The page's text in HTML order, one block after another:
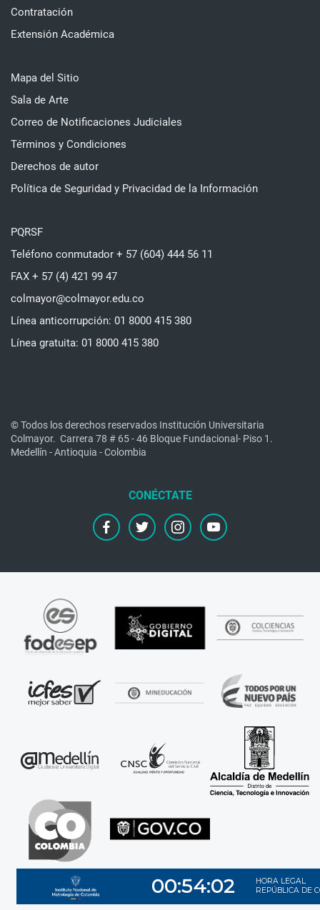
Contratación
Extensión Académica
Mapa del Sitio
Sala de Arte
Correo de Notificaciones Judiciales
Términos y Condiciones
Derechos de autor
Política de Seguridad y Privacidad de la Información
PQRSF
Teléfono conmutador + 57 (604) 444 56 11
FAX + 57 (4) 421 99 47
colmayor@colmayor.edu.co
Línea anticorrupción: 01 8000 415 380
Línea gratuita: 01 8000 415 380
© Todos los derechos reservados Institución Universitaria
Colmayor. Carrera 78 # 65 - 46 Bloque Fundacional- Piso 1.
Medellín - Antioquia - Colombia